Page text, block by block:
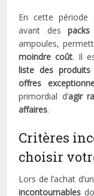
En cette période
avant des
ampoules,
moindre coût. Il
liste des produits
offres
primordial d’agir
affaires.
Critères
choisir
Lors de l’achat
incontournables